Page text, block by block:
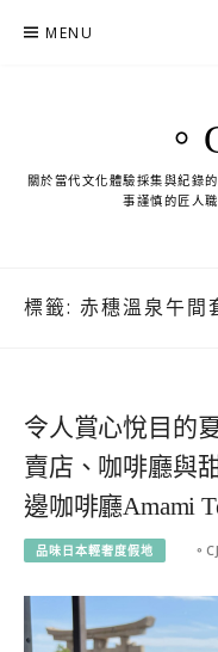
MENU
關於當代文化體驗採集與紀錄
事謹慎的匠人
標籤: 赤穗溫泉午間
令人賞心悅目的
賣店、咖啡廳與
邊咖啡廳Amami
品味日本輕奢度假地 。